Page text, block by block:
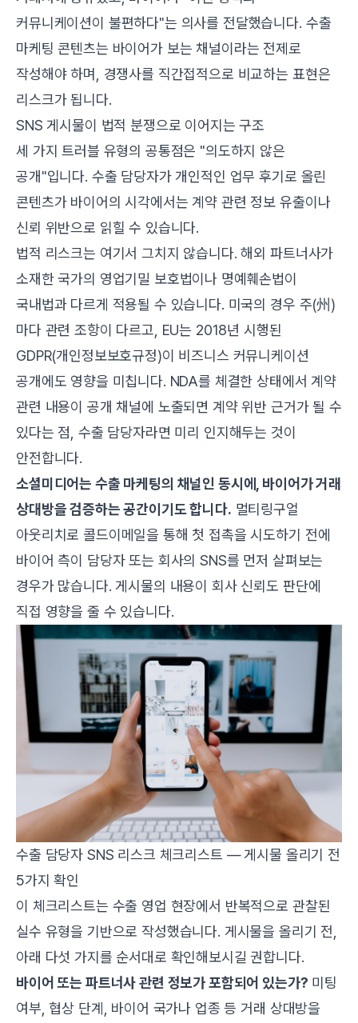
커뮤니케이션이 불편하다"는 의사를 전달했습니다. 수출
마케팅 콘텐츠는 바이어가 보는 채널이라는 전제로
작성해야 하며, 경쟁사를 직간접적으로 비교하는 표현은
리스크가 됩니다.
SNS 게시물이 법적 분쟁으로 이어지는 구조
세 가지 트러블 유형의 공통점은 "의도하지 않은
공개"입니다. 수출 담당자가 개인적인 업무 후기로 올린
콘텐츠가 바이어의 시각에서는 계약 관련 정보 유출이나
신뢰 위반으로 읽힐 수 있습니다.
법적 리스크는 여기서 그치지 않습니다. 해외 파트너사가
소재한 국가의 영업기밀 보호법이나 명예훼손법이
국내법과 다르게 적용될 수 있습니다. 미국의 경우 주(州)
마다 관련 조항이 다르고, EU는 2018년 시행된
GDPR(개인정보보호규정)이 비즈니스 커뮤니케이션
공개에도 영향을 미칩니다. NDA를 체결한 상태에서 계약
관련 내용이 공개 채널에 노출되면 계약 위반 근거가 될 수
있다는 점, 수출 담당자라면 미리 인지해두는 것이
안전합니다.
소셜미디어는 수출 마케팅의 채널인 동시에, 바이어가 거래
상대방을 검증하는 공간이기도 합니다. 멀티링구얼
아웃리치로 콜드이메일을 통해 첫 접촉을 시도하기 전에
바이어 측이 담당자 또는 회사의 SNS를 먼저 살펴보는
경우가 많습니다. 게시물의 내용이 회사 신뢰도 판단에
직접 영향을 줄 수 있습니다.
수출 담당자 SNS 리스크 체크리스트 — 게시물 올리기 전
5가지 확인
이 체크리스트는 수출 영업 현장에서 반복적으로 관찰된
실수 유형을 기반으로 작성했습니다. 게시물을 올리기 전,
아래 다섯 가지를 순서대로 확인해보시길 권합니다.
바이어 또는 파트너사 관련 정보가 포함되어 있는가? 미팅
여부, 협상 단계, 바이어 국가나 업종 등 거래 상대방을